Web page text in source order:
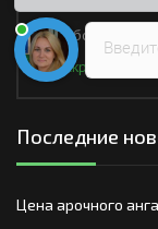
Суббота
Воскресение
Последние
Цена арочного